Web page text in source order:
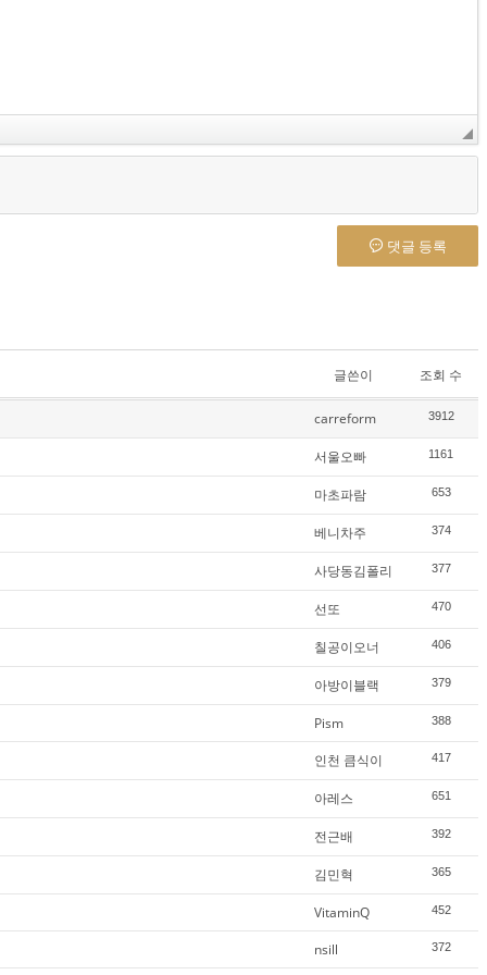
댓글 등록
글쓴이 조회 수
carreform 3912
서울오빠 1161
마초파람 653
베니차주 374
사당동김폴리 377
선또 470
칠공이오너 406
아방이블랙 379
Pism 388
인천 큼식이 417
아레스 651
전근배 392
김민혁 365
VitaminQ 452
nsill 372